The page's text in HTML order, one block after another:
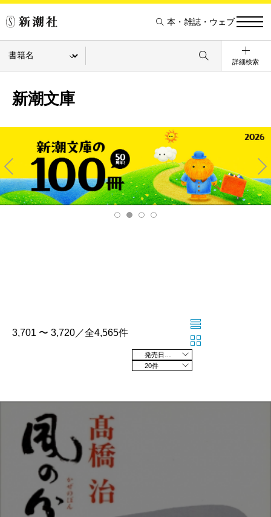
本・雑誌・ウェブ
詳細検索
新潮文庫
Pre
v
Ne
xt
3,701 〜 3,720／全4,565件
20件